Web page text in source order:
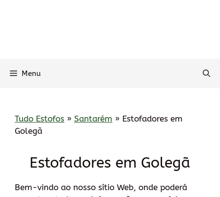
Menu
Tudo Estofos » Santarém » Estofadores em
Golegã
Estofadores em Golegã
Bem-vindo ao nosso sítio Web, onde poderá